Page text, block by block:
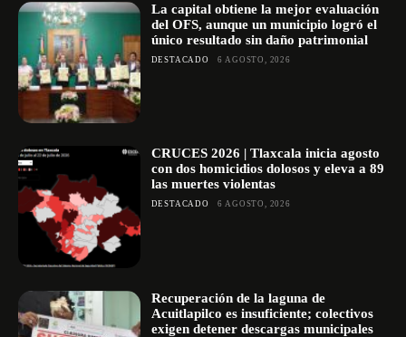
La capital obtiene la mejor evaluación
del OFS, aunque un municipio logró el
único resultado sin daño patrimonial
DESTACADO 6 AGOSTO, 2026
CRUCES 2026 | Tlaxcala inicia agosto
con dos homicidios dolosos y eleva a 89
las muertes violentas
DESTACADO 6 AGOSTO, 2026
Recuperación de la laguna de
Acuitlapilco es insuficiente; colectivos
exigen detener descargas municipales